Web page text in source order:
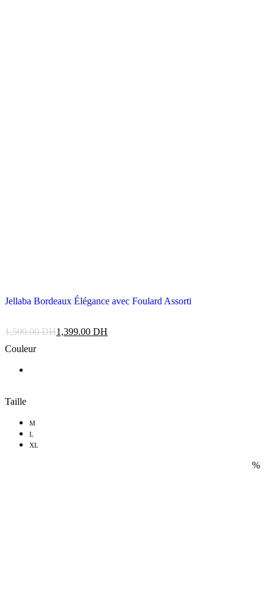
Jellaba Bordeaux Élégance avec Foulard Assorti
1,500.00DH1,399.00 DH
Couleur
Taille
M
L
XL
%